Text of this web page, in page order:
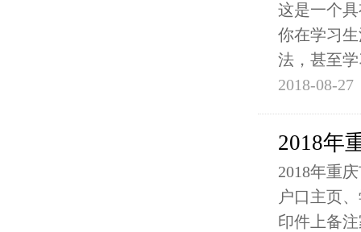
这是一个
你在学习
法，甚至
2018-08-27
2018年
2018年重
户口主页
印件上备